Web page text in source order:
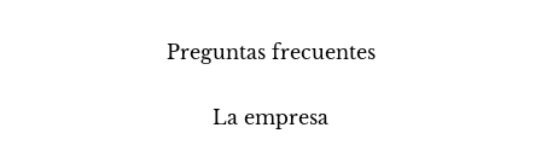
Preguntas frecuentes
La empresa